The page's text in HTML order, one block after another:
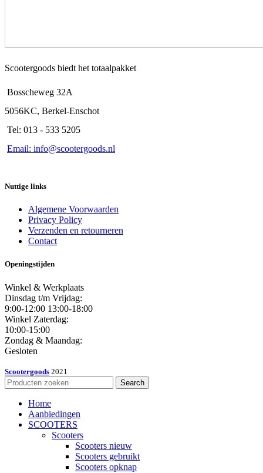
Scootergoods biedt het totaalpakket
Bosscheweg 32A
5056KC, Berkel-Enschot
Tel: 013 - 533 5205
Email: info@scootergoods.nl
Nuttige links
Algemene Voorwaarden
Privacy Policy
Verzenden en retourneren
Contact
Openingstijden
Winkel & Werkplaats
Dinsdag t/m Vrijdag:
9:00-12:00 13:00-18:00
Winkel Zaterdag:
10:00-15:00
Zondag & Maandag:
Gesloten
Scootergoods 2021
Search
Home
Aanbiedingen
SCOOTERS
Scooters
Scooters nieuw
Scooters gebruikt
Scooters opknap